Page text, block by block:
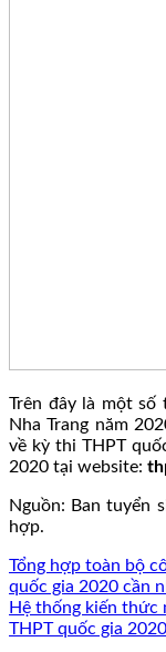
Trên đây là một
Nha Trang năm
về kỳ thi THPT
2020 tại website:
Nguồn: Ban tuyển
hợp.
Tổng hợp toàn bộ
quốc gia 2020 cần
Hệ thống kiến thức
THPT quốc gia 2020